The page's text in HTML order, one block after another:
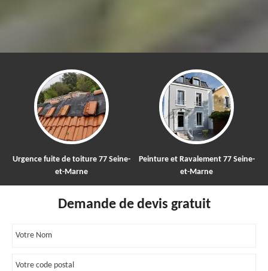
fuite de toiture 77 Seine-
et-Marne
Peinture et Ravalement 77 Seine-
et-Marne
Demande de devis gratuit